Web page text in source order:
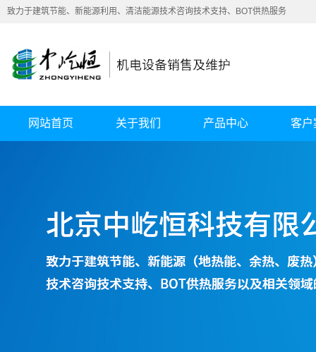
致力于建筑节能、新能源利用、清洁能源技术咨询技术支持、BOT供热服务
网站首页 关于我们 产品中心 客户